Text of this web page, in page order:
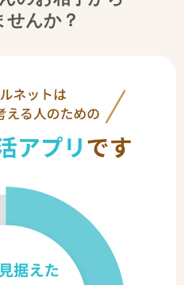
せんか？